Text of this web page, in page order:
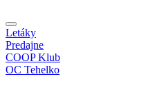
Letáky
Predajne
COOP Klub
OC Tehelko